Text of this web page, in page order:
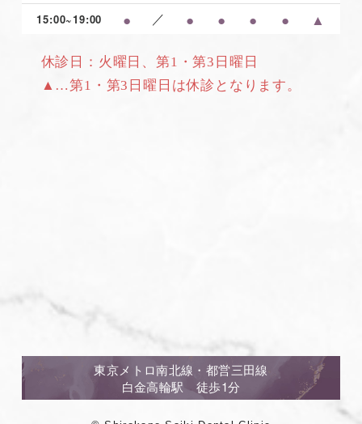
15:00~19:00 ● ／ ● ● ● ● ▲
休診日：火曜日、第1・第3日曜日
▲…第1・第3日曜日は休診となります。
東京メトロ南北線・都営三田線
白金高輪駅 徒歩1分